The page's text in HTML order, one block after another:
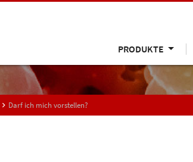
PRODUKTE
Darf ich mich vorstellen?